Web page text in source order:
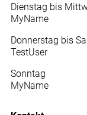
Dienstag bis
MyName
Donnerstag bis
TestUser
Sonntag
MyName